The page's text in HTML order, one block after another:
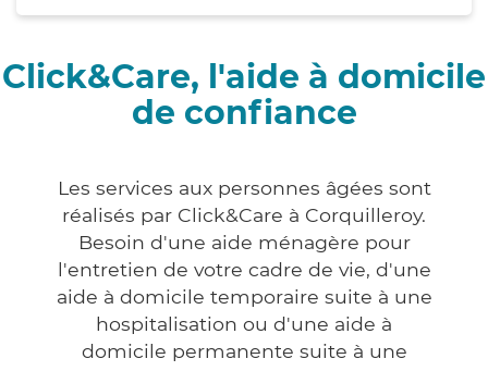
Click&Care, l'aide à domicile
de confiance
Les services aux personnes âgées sont
réalisés par Click&Care à Corquilleroy.
Besoin d'une aide ménagère pour
l'entretien de votre cadre de vie, d'une
aide à domicile temporaire suite à une
hospitalisation ou d'une aide à
domicile permanente suite à une